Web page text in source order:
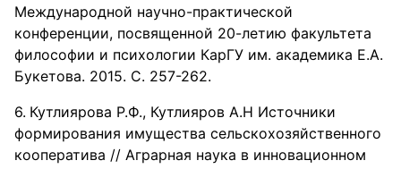
Международной научно-практической
конференции, посвященной 20-летию факультета
философии и психологии КарГУ им. академика Е.А.
Букетова. 2015. С. 257-262.
Кутлиярова Р.Ф., Кутлияров А.Н Источники
формирования имущества сельскохозяйственного
кооператива // Аграрная наука в инновационном